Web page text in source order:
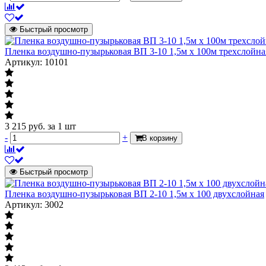
Быстрый просмотр
Пленка воздушно-пузырьковая ВП 3-10 1,5м х 100м
Артикул: 10101
3 215 руб. за 1 шт
-
+ В корзину
Быстрый просмотр
Пленка воздушно-пузырьковая ВП 2-10 1,5м х 100 двухслойная
Артикул: 3002